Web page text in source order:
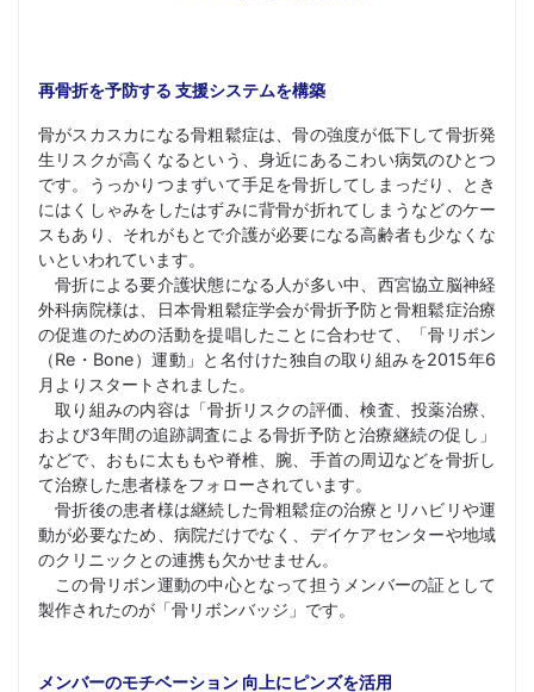
再骨折を予防する 支援システムを構築
骨がスカスカになる骨粗鬆症は、骨の強度が低下して骨折発
生リスクが高くなるという、身近にあるこわい病気のひとつ
です。うっかりつまずいて手足を骨折してしまっだり、とき
にはくしゃみをしたはずみに背骨が折れてしまうなどのケー
スもあり、それがもとで介護が必要になる高齢者も少なくな
いといわれています。
骨折による要介護状態になる人が多い中、西宮協立脳神経
外科病院様は、日本骨粗鬆症学会が骨折予防と骨粗鬆症治療
の促進のための活動を提唱したことに合わせて、「骨リボン
（Re・Bone）運動」と名付けた独自の取り組みを2015年6
月よりスタートされました。
取り組みの内容は「骨折リスクの評価、検査、投薬治療、
および3年間の追跡調査による骨折予防と治療継続の促し」
などで、おもに太ももや脊椎、腕、手首の周辺などを骨折し
て治療した患者様をフォローされています。
骨折後の患者様は継続した骨粗鬆症の治療とリハビリや運
動が必要なため、病院だけでなく、デイケアセンターや地域
のクリニックとの連携も欠かせません。
この骨リボン運動の中心となって担うメンバーの証として
製作されたのが「骨リボンバッジ」です。
メンバーのモチベーション 向上にピンズを活用